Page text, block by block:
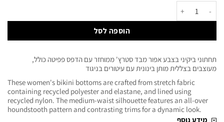
הוספה לסל
תחתוני ביקיני בצבע אפור מבד סטרץ' ממוחזר עם הדפס פפיטה כולל,
מעוצבים בצללית מותן בינונית עם עיטורים בניגוד
These women's bikini bottoms are crafted from stretch fabric
containing recycled polyester and elastane, and lined using
recycled nylon. The medium-waist silhouette features an all-over
houndstooth pattern and contrasting trims for a dynamic look.
מידע נוסף